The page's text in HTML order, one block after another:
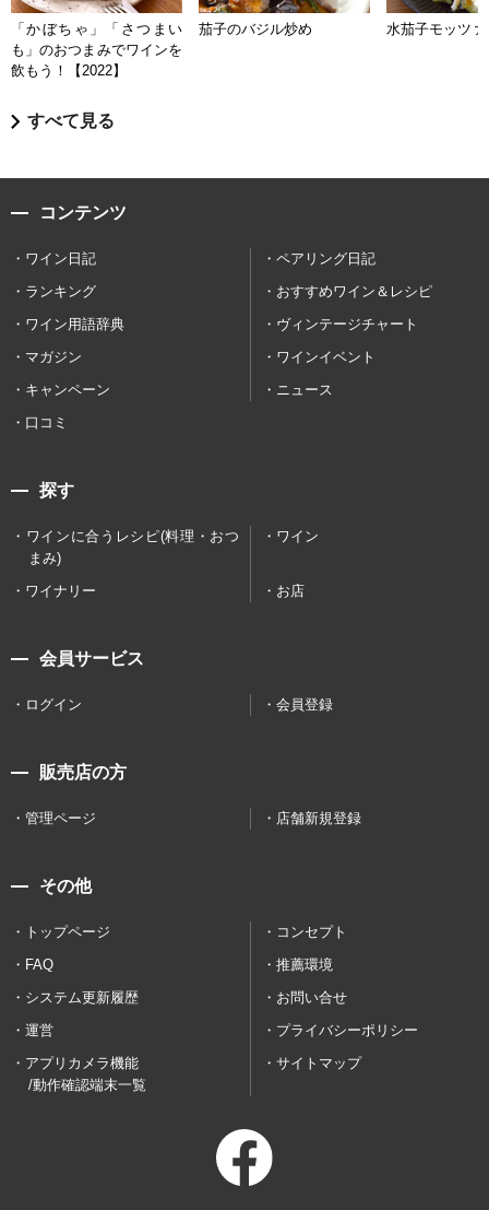
「かぼちゃ」「さつまい
も」のおつまみでワインを
飲もう！【2022】
茄子のバジル炒め 水茄子モッツァ
すべて見る
コンテンツ
ワイン日記
ペアリング日記
ランキング
おすすめワイン＆レシピ
ワイン用語辞典
ヴィンテージチャート
マガジン
ワインイベント
キャンペーン
ニュース
口コミ
探す
ワインに合うレシピ(料理・おつ
まみ)
ワイン
ワイナリー お店
会員サービス
ログイン 会員登録
販売店の方
管理ページ 店舗新規登録
その他
トップページ
コンセプト
FAQ
推薦環境
システム更新履歴
お問い合せ
運営
プライバシーポリシー
アプリカメラ機能
/動作確認端末一覧
サイトマップ